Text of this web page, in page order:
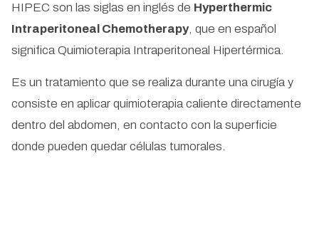
HIPEC son las siglas en inglés de Hyperthermic
Intraperitoneal Chemotherapy, que en español
significa Quimioterapia Intraperitoneal Hipertérmica.
Es un tratamiento que se realiza durante una cirugía y
consiste en aplicar quimioterapia caliente directamente
dentro del abdomen, en contacto con la superficie
donde pueden quedar células tumorales.